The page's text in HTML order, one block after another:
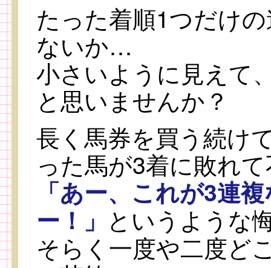
たった着順1つだけ
ないか…
小さいように見えて
と思いませんか？
長く馬券を買う続け
った馬が3着に敗れ
「あー、これが3連
ー！」 というような
そらく一度や二度ど